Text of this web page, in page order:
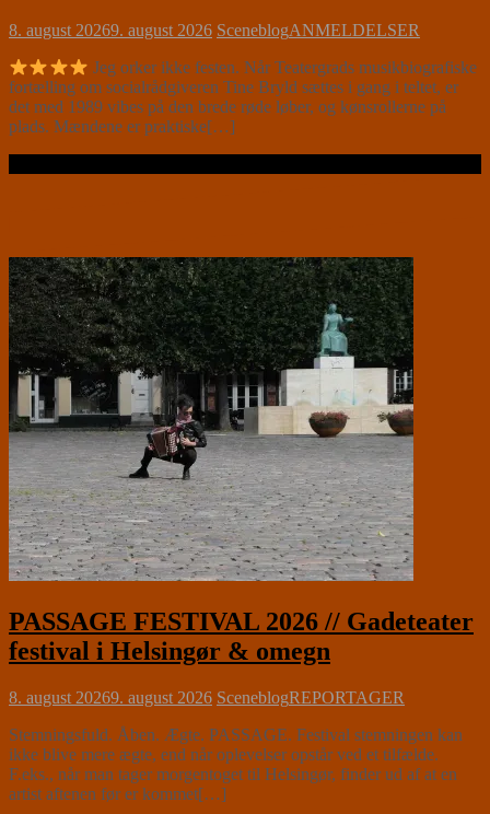
8. august 20269. august 2026 SceneblogANMELDELSER
Jeg orker ikke festen. Når Teatergrads musikbiografiske
fortælling om socialrådgiveren Tine Bryld sættes i gang i teltet, er
det med 1989 vibes på den brede røde løber, og kønsrollerne på
plads. Mændene er praktiske[…]
PASSAGE FESTIVAL 2026 // Gadeteater
festival i Helsingør & omegn
8. august 20269. august 2026 SceneblogREPORTAGER
Stemningsfuld. Åben. Ægte. PASSAGE. Festival stemningen kan
ikke blive mere ægte, end når oplevelser opstår ved et tilfælde.
F.eks., når man tager morgentoget til Helsingør, finder ud af at en
artist aftenen før er kommet[…]